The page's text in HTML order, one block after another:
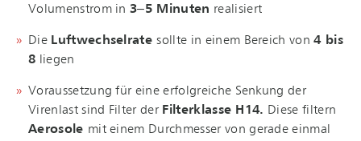
Volumenstrom in3‒5 Minuten realisiert
Die Luftwechselratesollte in einem Bereich von4 bis
8 liegen
Voraussetzung für eine erfolgreiche Senkung der
Virenlast sind Filter der Filterklasse H14. Diese filtern
Aerosole mit einem Durchmesser von gerade einmal